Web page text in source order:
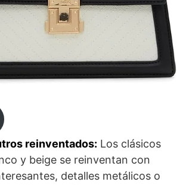
reinventados: Los clásicos
y beige se reinventan con
detalles metálicos o